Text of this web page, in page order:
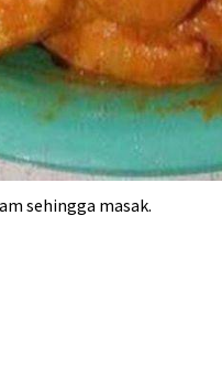
sehingga masak.